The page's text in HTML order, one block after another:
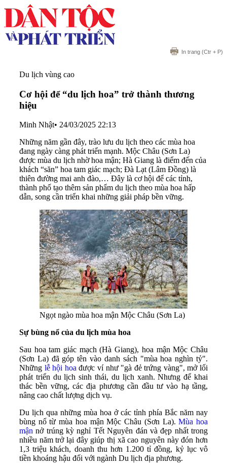
In trang (Ctr + P)
Du lịch vùng cao
Cơ hội để “du lịch hoa” trở thành thương
hiệu
Minh Nhật• 24/03/2025 22:13
Những năm gần đây, trào lưu du lịch theo các mùa hoa
đang ngày càng phát triển mạnh. Mộc Châu (Sơn La)
được mùa du lịch nhờ hoa mận; Hà Giang là điểm đến của
khách “săn” hoa tam giác mạch; Đà Lạt (Lâm Đồng) là
thiên đường mai anh đào,… Đây là cơ hội để các tỉnh,
thành phố tạo thêm sản phẩm du lịch theo mùa hoa hấp
dẫn, song cần triển khai những giải pháp bền vững.
Ngọt ngào mùa hoa mận Mộc Châu (Sơn La)
Sự bùng nổ của du lịch mùa hoa
Sau hoa tam giác mạch (Hà Giang), hoa mận Mộc Châu
(Sơn La) đã góp tên vào danh sách "mùa hoa nghìn tỷ".
Những lễ hội hoa được ví như "gà đẻ trứng vàng", mở lối
phát triển du lịch sinh thái, du lịch xanh. Nhưng để khai
thác bền vững, các địa phương cần đầu tư vào hạ tầng,
nâng cao chất lượng dịch vụ.
Du lịch qua những mùa hoa ở các tỉnh phía Bắc năm nay
bùng nổ từ mùa hoa mận Mộc Châu (Sơn La).Mùa hoa
mận nở trúng kỳ nghỉ Tết Nguyên đán và đẹp nhất trong
nhiều năm trở lại đây giúp thị xã cao nguyên này đón hơn
1,3 triệu khách, doanh thu hơn 1.200 tỉ đồng, kỷ lục vô
tiền khoáng hậu đối với ngành Du lịch địa phương.